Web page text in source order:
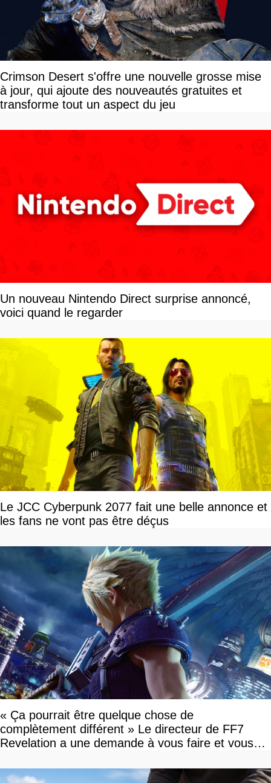
Crimson Desert s'offre une nouvelle grosse mise
à jour, qui ajoute des nouveautés gratuites et
transforme tout un aspect du jeu
Un nouveau Nintendo Direct surprise annoncé,
voici quand le regarder
Le JCC Cyberpunk 2077 fait une belle annonce et
les fans ne vont pas être déçus
« Ça pourrait être quelque chose de
complètement différent » Le directeur de FF7
Revelation a une demande à vous faire et vous